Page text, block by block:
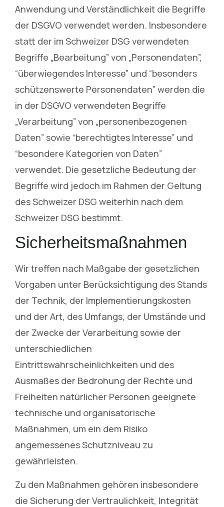
Anwendung und Verständlichkeit die Begriffe
der DSGVO verwendet werden. Insbesondere
statt der im Schweizer DSG verwendeten
Begriffe „Bearbeitung” von „Personendaten”,
“überwiegendes Interesse” und “besonders
schützenswerte Personendaten” werden die
in der DSGVO verwendeten Begriffe
„Verarbeitung” von „personenbezogenen
Daten” sowie “berechtigtes Interesse” und
“besondere Kategorien von Daten”
verwendet. Die gesetzliche Bedeutung der
Begriffe wird jedoch im Rahmen der Geltung
des Schweizer DSG weiterhin nach dem
Schweizer DSG bestimmt.
Sicherheitsmaßnahmen
Wir treffen nach Maßgabe der gesetzlichen
Vorgaben unter Berücksichtigung des Stands
der Technik, der Implementierungskosten
und der Art, des Umfangs, der Umstände und
der Zwecke der Verarbeitung sowie der
unterschiedlichen
Eintrittswahrscheinlichkeiten und des
Ausmaßes der Bedrohung der Rechte und
Freiheiten natürlicher Personen geeignete
technische und organisatorische
Maßnahmen, um ein dem Risiko
angemessenes Schutzniveau zu
gewährleisten.
Zu den Maßnahmen gehören insbesondere
die Sicherung der Vertraulichkeit, Integrität